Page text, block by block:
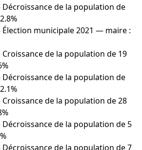
de la population de
municipale 2021 — maire :
de la population de 19
de la population de
de la population de 28
de la population de 5
de la population de 7